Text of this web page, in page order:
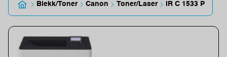
Blekk/Toner Canon Toner/Laser IR C 1533 P